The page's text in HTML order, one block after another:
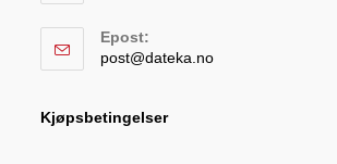
Epost:
post@dateka.no
Kjøpsbetingelser